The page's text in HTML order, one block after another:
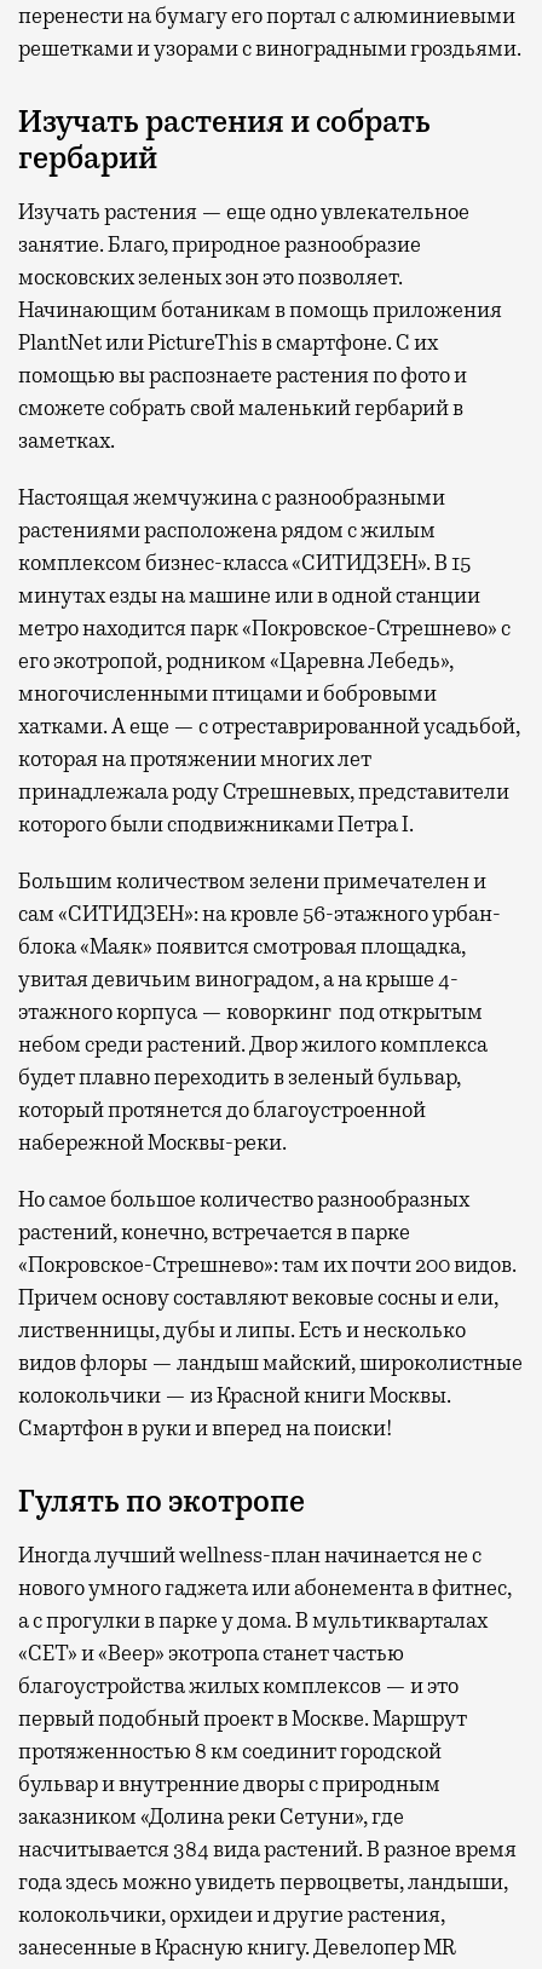
перенести на бумагу его портал с алюминиевыми
решетками и узорами с виноградными гроздьями.
Изучать растения и собрать
гербарий
Изучать растения — еще одно увлекательное
занятие. Благо, природное разнообразие
московских зеленых зон это позволяет.
Начинающим ботаникам в помощь приложения
PlantNet или PictureThis в смартфоне. С их
помощью вы распознаете растения по фото и
сможете собрать свой маленький гербарий в
заметках.
Настоящая жемчужина с разнообразными
растениями расположена рядом с жилым
комплексом бизнес-класса «СИТИДЗЕН». В 15
минутах езды на машине или в одной станции
метро находится парк «Покровское-Стрешнево» с
его экотропой, родником «Царевна Лебедь»,
многочисленными птицами и бобровыми
хатками. А еще — с отреставрированной усадьбой,
которая на протяжении многих лет
принадлежала роду Стрешневых, представители
которого были сподвижниками Петра I.
Большим количеством зелени примечателен и
сам «СИТИДЗЕН»: на кровле 56-этажного урбан-
блока «Маяк» появится смотровая площадка,
увитая девичьим виноградом, а на крыше 4-
этажного корпуса — коворкинг под открытым
небом среди растений. Двор жилого комплекса
будет плавно переходить в зеленый бульвар,
который протянется до благоустроенной
набережной Москвы-реки.
Но самое большое количество разнообразных
растений, конечно, встречается в парке
«Покровское-Стрешнево»: там ихпочти 200 видов.
Причем основу составляют вековые сосны и ели,
лиственницы, дубы и липы. Есть и несколько
видов флоры — ландыш майский, широколистные
колокольчики — из Красной книги Москвы.
Смартфон в руки и вперед на поиски!
Гулять по экотропе
Иногда лучший wellness-план начинается не с
нового умного гаджета или абонемента в фитнес,
а с прогулки в парке у дома. В мультикварталах
«СЕТ» и «Веер» экотропа станет частью
благоустройства жилых комплексов — и это
первый подобный проект в Москве. Маршрут
протяженностью 8 км соединит городской
бульвар и внутренние дворы с природным
заказником «Долина реки Сетуни», где
насчитывается 384 вида растений. В разное время
года здесь можно увидеть первоцветы, ландыши,
колокольчики, орхидеи и другие растения,
занесенные в Красную книгу. Девелопер MR